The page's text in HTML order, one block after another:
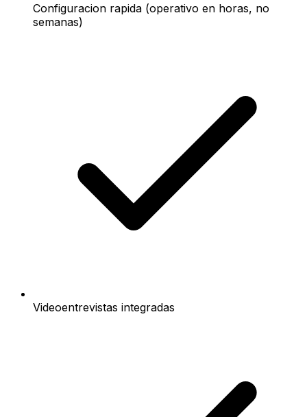
Configuracion rapida (operativo en horas, no
semanas)
Videoentrevistas integradas